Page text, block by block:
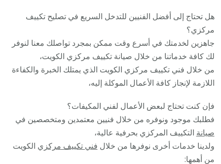
هل تحتاج إلى أفضل الفنيين للتدخل السريع في تصليح تكييف
مركزي؟
جاهزين لخدمتك في أسرع وقت ممكن بمجرد تواصلك معنا لنوفر
لك كافة خدماتنا من خلال صيانة تكييف مركزي الكويت،
من خلال فني تكييف مركزي الكويت الذي يمتلك الخبرة والكفاءة
اللازمة لإنجاز كافة الأعمال الموكلة إليه،
فإن كنت تحتاج لبعض الأعمال لفني المكيفات؟
فطلبك موجود ونوفره من خلال فنيين معتمدين ومتخصصين في
صيانة التكييف المركزي بحرفية عالية،
ولدينا خدمات أخرى نوفرها من خلال فني تكييف مركزي الكويت
من أهمها: